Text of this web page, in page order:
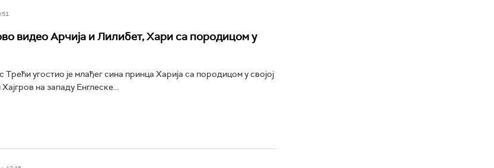
видео Арчија и Лилибет, Хари са породицом у
угостио је млађег сина принца Харија са породицом у својој
на западу Енглеске...